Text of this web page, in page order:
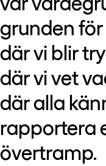
grunden
där vi blir
där vi vet
där alla
rapportera
övertramp.